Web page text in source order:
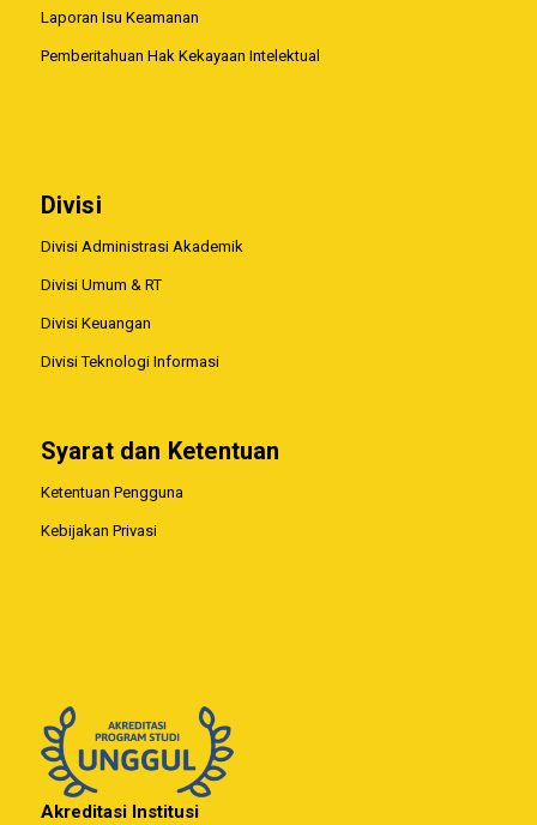
Laporan Isu Keamanan
Pemberitahuan Hak Kekayaan Intelektual
Divisi
Divisi Administrasi Akademik
Divisi Umum & RT
Divisi Keuangan
Divisi Teknologi Informasi
Syarat dan Ketentuan
Ketentuan Pengguna
Kebijakan Privasi
Akreditasi Institusi